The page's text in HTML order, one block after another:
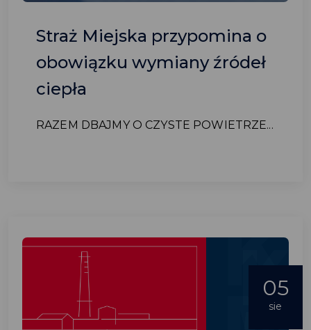
Straż Miejska przypomina o
obowiązku wymiany źródeł
ciepła
RAZEM DBAJMY O CZYSTE POWIETRZE...
05
sie